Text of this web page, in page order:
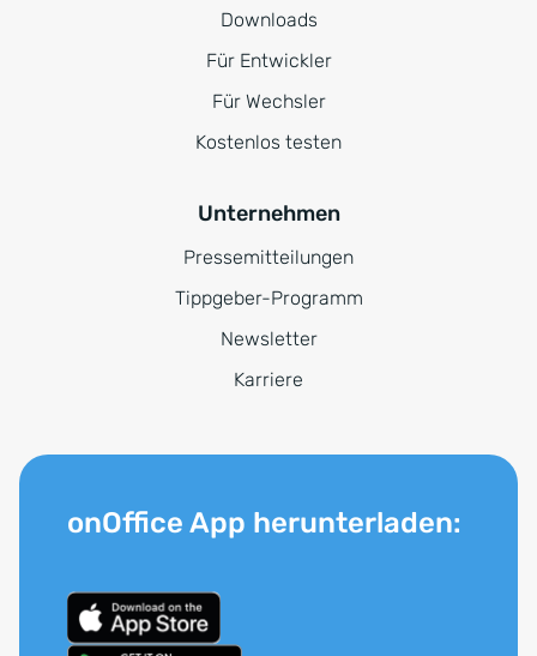
Downloads
Für Entwickler
Für Wechsler
Kostenlos testen
Unternehmen
Pressemitteilungen
Tippgeber-Programm
Newsletter
Karriere
onOffice App herunterladen: